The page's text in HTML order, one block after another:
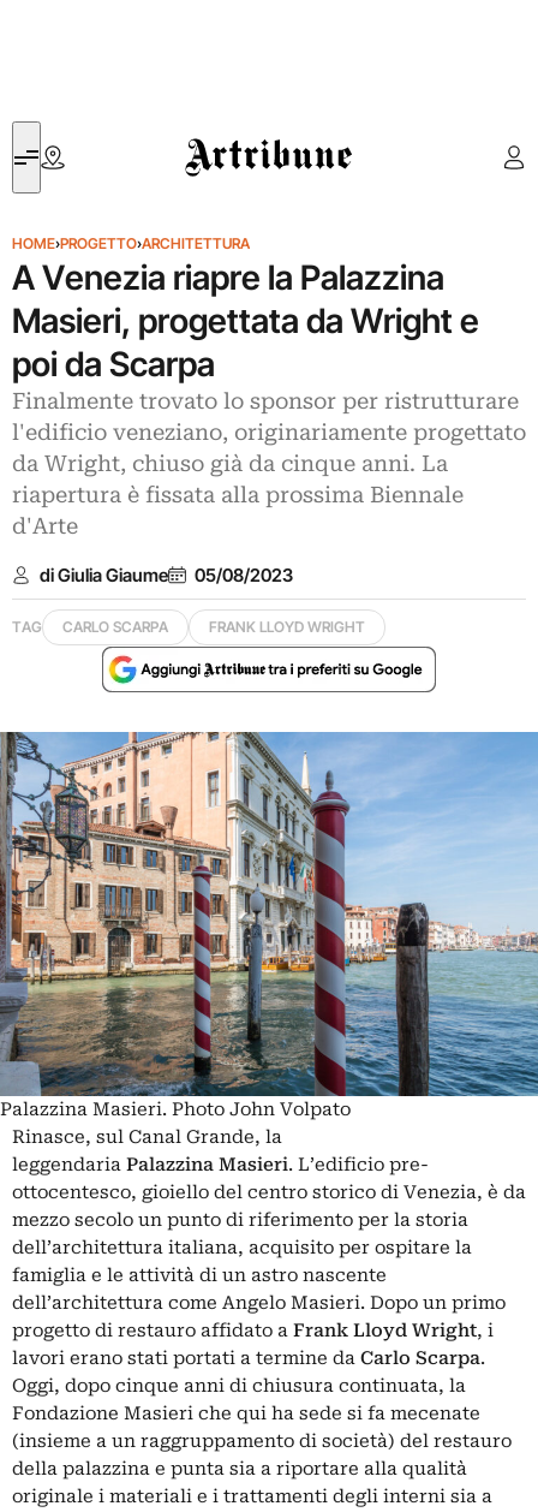
Artribune
HOME›PROGETTO›ARCHITETTURA
A Venezia riapre la Palazzina
Masieri, progettata da Wright e
poi da Scarpa
Finalmente trovato lo sponsor per ristrutturare
l'edificio veneziano, originariamente progettato
da Wright, chiuso già da cinque anni. La
riapertura è fissata alla prossima Biennale
d'Arte
di Giulia Giaume 05/08/2023
TAG CARLO SCARPA FRANK LLOYD WRIGHT
Palazzina Masieri. Photo John Volpato
Rinasce, sul Canal Grande, la
leggendaria Palazzina Masieri. L’edificio pre-
ottocentesco, gioiello del centro storico di Venezia, è da
mezzo secolo un punto di riferimento per la storia
dell’architettura italiana, acquisito per ospitare la
famiglia e le attività di un astro nascente
dell’architettura come Angelo Masieri. Dopo un primo
progetto di restauro affidato a Frank Lloyd Wright, i
lavori erano stati portati a termine da Carlo Scarpa.
Oggi, dopo cinque anni di chiusura continuata, la
Fondazione Masieri che qui ha sede si fa mecenate
(insieme a un raggruppamento di società) del restauro
della palazzina e punta sia a riportare alla qualità
originale i materiali e i trattamenti degli interni sia a